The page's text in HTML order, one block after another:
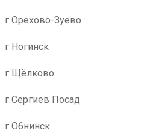
г Орехово-Зуево
г Ногинск
г Щёлково
г Сергиев Посад
г Обнинск